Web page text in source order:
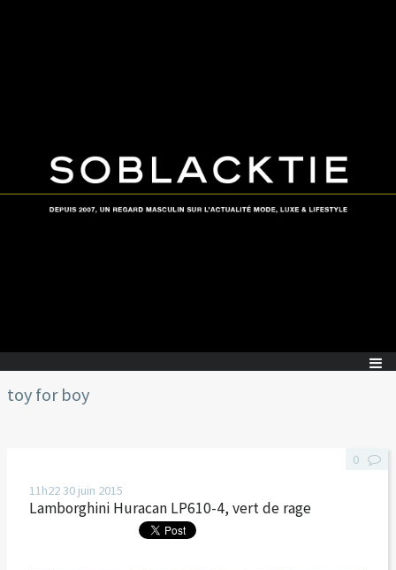
toy for boy
11h2230 juin 2015
Lamborghini Huracan LP610-4, vert de rage
0